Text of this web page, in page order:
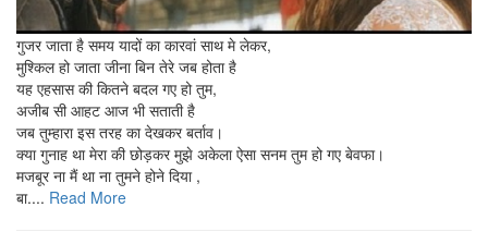
गुजर जाता है समय यादों का कारवां साथ मे लेकर,
मुश्किल हो जाता जीना बिन तेरे जब होता है
यह एहसास की कितने बदल गए हो तुम,
अजीब सी आहट आज भी सताती है
जब तुम्हारा इस तरह का देखकर बर्ताव।
क्या गुनाह था मेरा की छोड़कर मुझे अकेला ऐसा सनम तुम हो गए बेवफा।
मजबूर ना मैं था ना तुमने होने दिया ,
बा.... Read More